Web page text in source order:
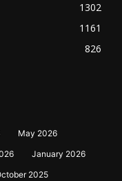
1302
1161
826
May 2026
January 2026
2025